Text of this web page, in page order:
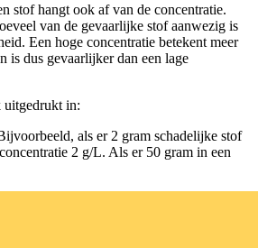
stof hangt ook af van de concentratie.
van de gevaarlijke stof aanwezig is
Een hoge concentratie betekent meer
is dus gevaarlijker dan een lage
uitgedrukt in:
als er 2 gram schadelijke stof
2 g/L. Als er 50 gram in een